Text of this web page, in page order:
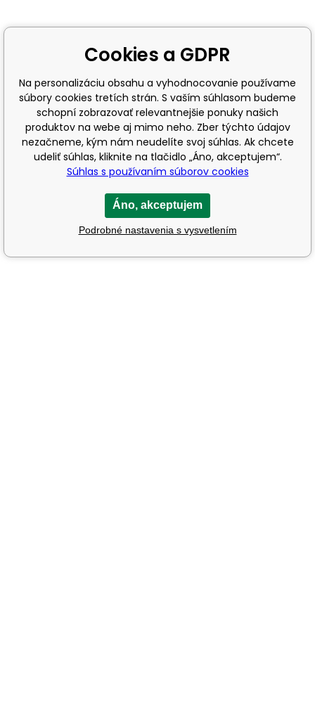
Cookies a GDPR
Na personalizáciu obsahu a vyhodnocovanie používame
súbory cookies tretích strán. S vaším súhlasom budeme
schopní zobrazovať relevantnejšie ponuky našich
produktov na webe aj mimo neho. Zber týchto údajov
nezačneme, kým nám neudelíte svoj súhlas. Ak chcete
udeliť súhlas, kliknite na tlačidlo „Áno, akceptujem“.
Súhlas s používaním súborov cookies
Áno, akceptujem
Podrobné nastavenia s vysvetlením